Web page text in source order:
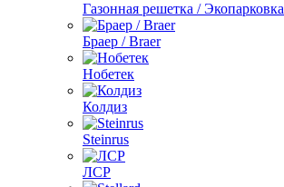
Газонная решетка / Экопарковка
Браер / Braer
Нобетек
Колдиз
Steinrus
ЛСР